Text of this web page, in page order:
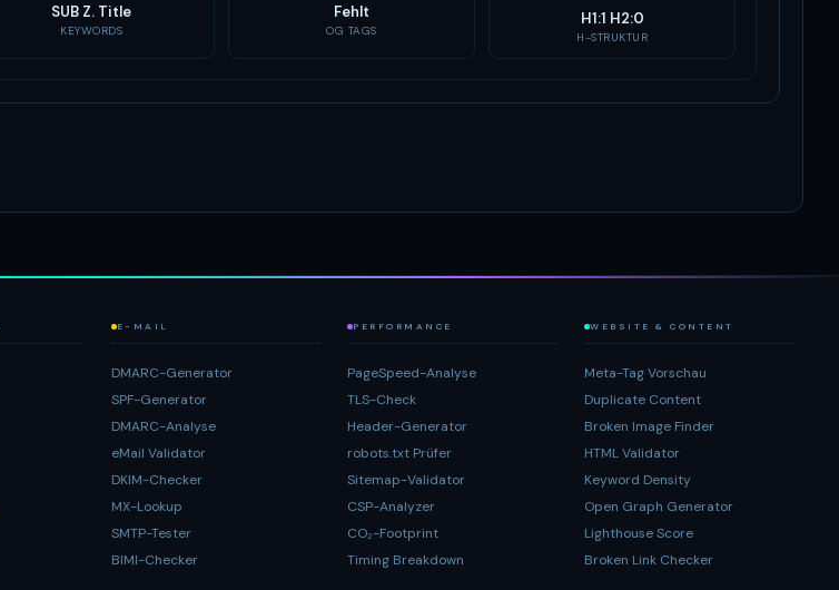
SUB Z. Title
KEYWORDS
Fehlt
OG TAGS
H1:1 H2:0
H-STRUKTUR
E-MAIL
DMARC-Generator
SPF-Generator
DMARC-Analyse
eMail Validator
DKIM-Checker
MX-Lookup
SMTP-Tester
BIMI-Checker
PERFORMANCE
PageSpeed-Analyse
TLS-Check
Header-Generator
robots.txt Prüfer
Sitemap-Validator
CSP-Analyzer
CO₂-Footprint
Timing Breakdown
WEBSITE & CONTENT
Meta-Tag Vorschau
Duplicate Content
Broken Image Finder
HTML Validator
Keyword Density
Open Graph Generator
Lighthouse Score
Broken Link Checker